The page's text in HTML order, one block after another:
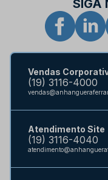
SIGA
Vendas
(19) 3116-4000
Atendimento Site
(19) 3116-4040